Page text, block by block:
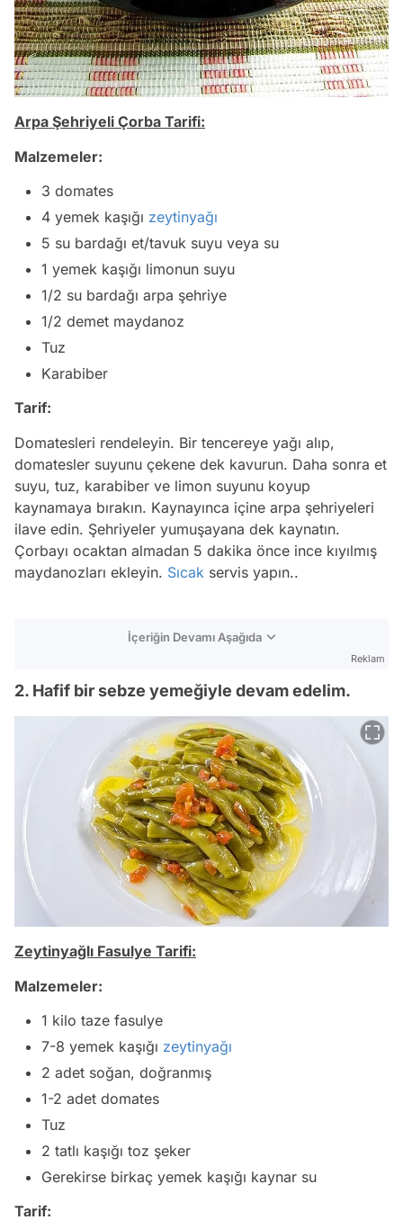
Arpa Şehriyeli Çorba Tarifi:
Malzemeler:
3 domates
4 yemek kaşığı zeytinyağı
5 su bardağı et/tavuk suyu veya su
1 yemek kaşığı limonun suyu
1/2 su bardağı arpa şehriye
1/2 demet maydanoz
Tuz
Karabiber
Tarif:
Domatesleri rendeleyin. Bir tencereye yağı alıp,
domatesler suyunu çekene dek kavurun. Daha sonra et
suyu, tuz, karabiber ve limon suyunu koyup
kaynamaya bırakın. Kaynayınca içine arpa şehriyeleri
ilave edin. Şehriyeler yumuşayana dek kaynatın.
Çorbayı ocaktan almadan 5 dakika önce ince kıyılmış
maydanozları ekleyin. Sıcak servis yapın..
İçeriğin Devamı Aşağıda
Reklam
2. Hafif bir sebze yemeğiyle devam edelim.
Zeytinyağlı Fasulye Tarifi:
Malzemeler:
1 kilo taze fasulye
7-8 yemek kaşığı zeytinyağı
2 adet soğan, doğranmış
1-2 adet domates
Tuz
2 tatlı kaşığı toz şeker
Gerekirse birkaç yemek kaşığı kaynar su
Tarif: